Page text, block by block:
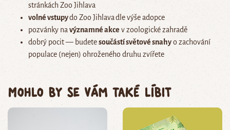
stránkách Zoo Jihlava
volné vstupydo Zoo Jihlavadle výše adopce
pozvánky na významné akce v zoologické zahradě
dobrý pocit — budetesoučástí světové snahyo zachování
populace (nejen) ohroženého druhu zvířete
Mohlo by se vám také líbit